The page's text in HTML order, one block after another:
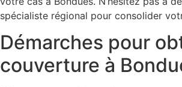
spécialiste régional pour consolider
Démarches pour
couverture à